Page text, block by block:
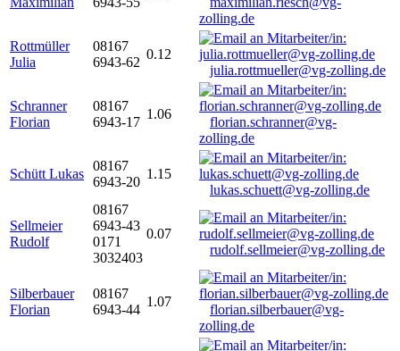
zolling.de
Rottmüller
Julia
08167
6943-62
0.12
julia.rottmueller@vg-zolling.de
Schranner
Florian
08167
6943-17
1.06
florian.schranner@vg-
zolling.de
Schütt Lukas
08167
6943-20
1.15
lukas.schuett@vg-zolling.de
Sellmeier
Rudolf
08167
6943-43
0171
3032403
0.07
rudolf.sellmeier@vg-zolling.de
Silberbauer
Florian
08167
6943-44
1.07
florian.silberbauer@vg-
zolling.de